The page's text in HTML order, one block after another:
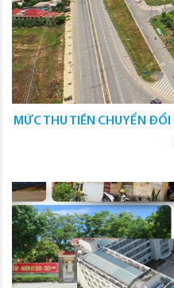
MỨC THU TIỀN CHUYỂN